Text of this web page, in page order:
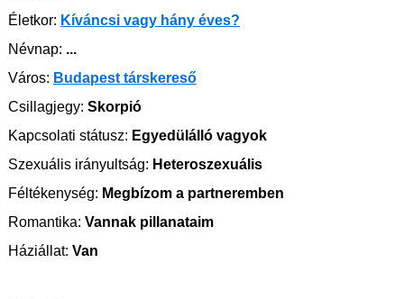
Életkor: Kíváncsi vagy hány éves?
Névnap: ...
Város: Budapest társkereső
Csillagjegy: Skorpió
Kapcsolati státusz: Egyedülálló vagyok
Szexuális irányultság: Heteroszexuális
Féltékenység: Megbízom a partneremben
Romantika: Vannak pillanataim
Háziállat: Van